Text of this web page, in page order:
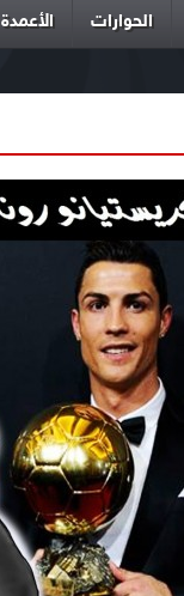
الحوارات الأعمدة